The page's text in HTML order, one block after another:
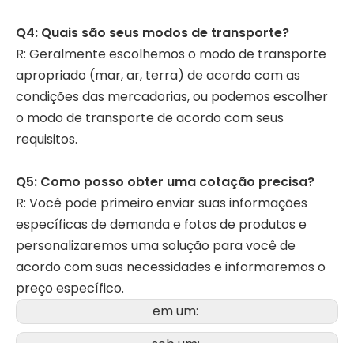
Q4: Quais são seus modos de transporte?
R: Geralmente escolhemos o modo de transporte
apropriado (mar, ar, terra) de acordo com as
condições das mercadorias, ou podemos escolher
o modo de transporte de acordo com seus
requisitos.
Q5: Como posso obter uma cotação precisa?
R: Você pode primeiro enviar suas informações
específicas de demanda e fotos de produtos e
personalizaremos uma solução para você de
acordo com suas necessidades e informaremos o
preço específico.
em um: